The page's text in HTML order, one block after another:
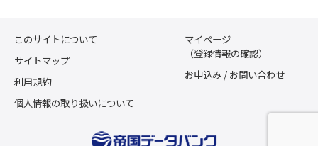
このサイトについて
サイトマップ
利用規約
個人情報の取り扱いについて
マイページ
（登録情報の確認）
お申込み / お問い合わせ